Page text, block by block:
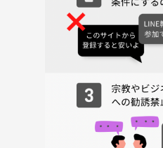
・参加費とは別に飲食代が発生しま